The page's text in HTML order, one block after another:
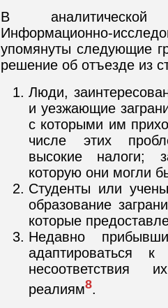
В аналитической
Информационно-
упомянуты следующие
решение об отъезде из
Люди,
и уезжающие
с которыми им
числе этих
высокие налоги;
которую они могли
Студенты или
образование
которые
Недавно
адаптироваться
несоответствия
реалиям8.